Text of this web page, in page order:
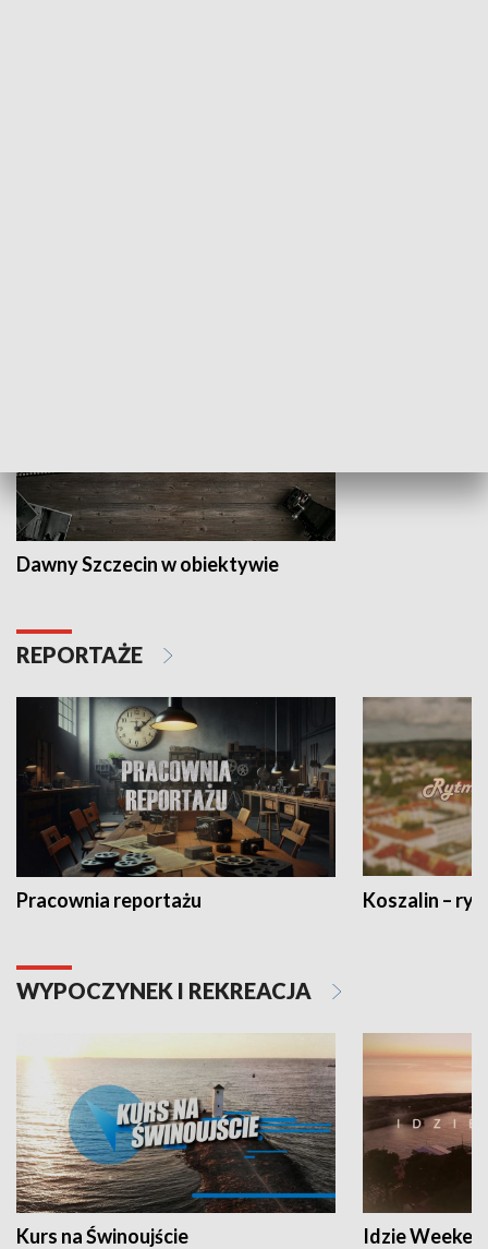
Dawny Szczecin w obiektywie
REPORTAŻE
Pracownia reportażu Koszalin –
WYPOCZYNEK I REKREACJA
Kurs na Świnoujście Idzie